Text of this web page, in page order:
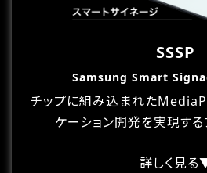
SSSP
Samsung Smart
チップに組み込まれた
ケーション開発を実現する
詳しく見